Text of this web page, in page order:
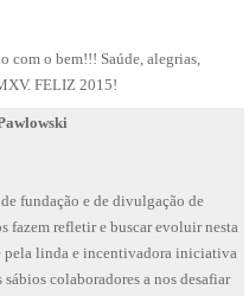
com o bem!!! Saúde, alegrias,
FELIZ 2015!
fundação e de divulgação de
fazem refletir e buscar evoluir nesta
pela linda e incentivadora iniciativa
colaboradores a nos desafiar